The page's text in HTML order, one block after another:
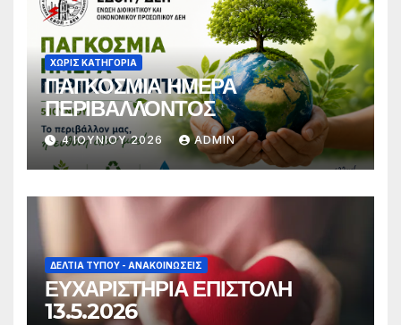
ΧΩΡΊΣ ΚΑΤΗΓΟΡΊΑ
ΠΑΓΚΟΣΜΙΑ ΗΜΕΡΑ
ΠΕΡΙΒΑΛΛΟΝΤΟΣ
4 ΙΟΥΝΊΟΥ 2026 ADMIN
ΔΕΛΤΊΑ ΤΎΠΟΥ - ΑΝΑΚΟΙΝΏΣΕΙΣ
ΕΥΧΑΡΙΣΤΗΡΙΑ ΕΠΙΣΤΟΛΗ
13.5.2026